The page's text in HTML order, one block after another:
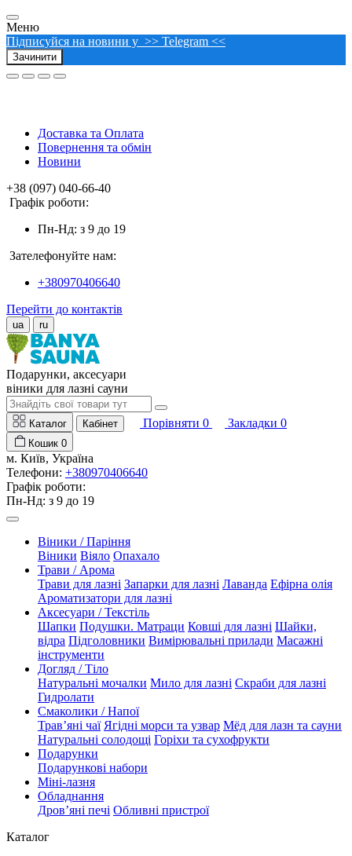
Меню
Підписуйся на новини у >> Telegram <<
Зачинити
Доставка та Оплата
Повернення та обмін
Новини
+38 (097) 040-66-40
Графік роботи:
Пн-Нд: з 9 до 19
Зателефонуйте нам:
+380970406640
Перейти до контактів
ua ru
Подарунки, аксесуари
віники для лазні сауни
Каталог Кабінет Порівняти 0 Закладки 0
Кошик 0
м. Київ, Україна
Телефони: +380970406640
Графік роботи:
Пн-Нд: з 9 до 19
Віники / Паріння
Віники Віяло Опахало
Трави / Арома
Трави для лазні Запарки для лазні Лаванда Ефірна олія
Ароматизатори для лазні
Аксесуари / Текстіль
Шапки Подушки. Матраци Ковші для лазні Шайки,
відра Підголовники Вимірювальні прилади Масажні
інструменти
Догляд / Тіло
Натуральні мочалки Мило для лазні Скраби для лазні
Гидролати
Смаколики / Напої
Трав’яні чаї Ягідні морси та узвар Мёд для лазн та сауни
Натуральні солодощі Горіхи та сухофрукти
Подарунки
Подарункові набори
Міні-лазня
Обладнання
Дров’яні печі Обливні пристрої
Каталог